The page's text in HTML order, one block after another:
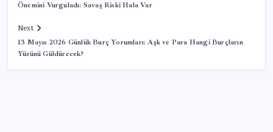
Önemini Vurguladı: Savaş Riski Hala Var
Next
13 Mayıs 2026 Günlük Burç Yorumları: Aşk ve Para Hangi Burçların
Yüzünü Güldürecek?